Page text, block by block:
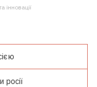
інновації
росії